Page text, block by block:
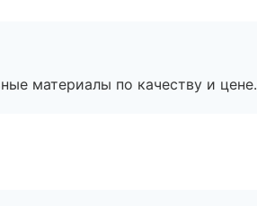
материалы по качеству и цене.